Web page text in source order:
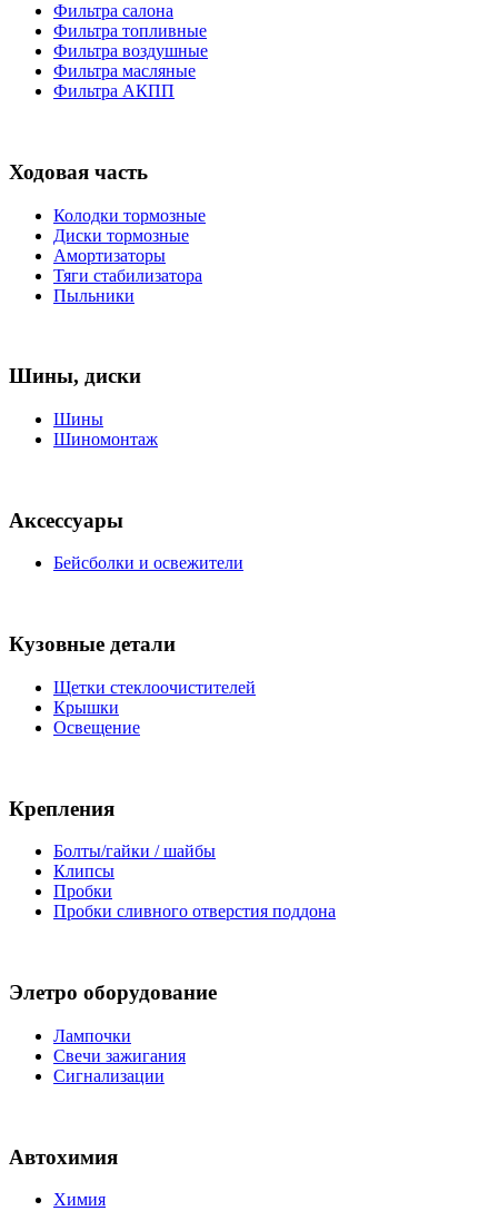
Фильтра салона
Фильтра топливные
Фильтра воздушные
Фильтра масляные
Фильтра АКПП
Ходовая часть
Колодки тормозные
Диски тормозные
Амортизаторы
Тяги стабилизатора
Пыльники
Шины, диски
Шины
Шиномонтаж
Аксессуары
Бейсболки и освежители
Кузовные детали
Щетки стеклоочистителей
Крышки
Освещение
Крепления
Болты/гайки / шайбы
Клипсы
Пробки
Пробки сливного отверстия поддона
Элетро оборудование
Лампочки
Свечи зажигания
Сигнализации
Автохимия
Химия